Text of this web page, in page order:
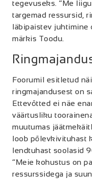
tegevuseks. “Me
targemad ressursid,
läbipaistev juhtimine
märkis Toodu.
Foorumil esitletud
ringmajandusest on
Ettevõtted ei näe
väärtusliku
muutumas
loob põlevkivituhast
lendtuhast soolasid
“Meie kohustus on
ressurssidega ja